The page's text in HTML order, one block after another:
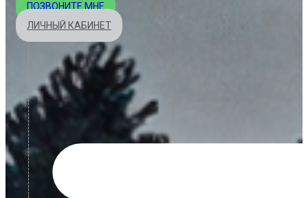
ПОЗВОНИТЕ МНЕ
ЛИЧНЫЙ КАБИНЕТ